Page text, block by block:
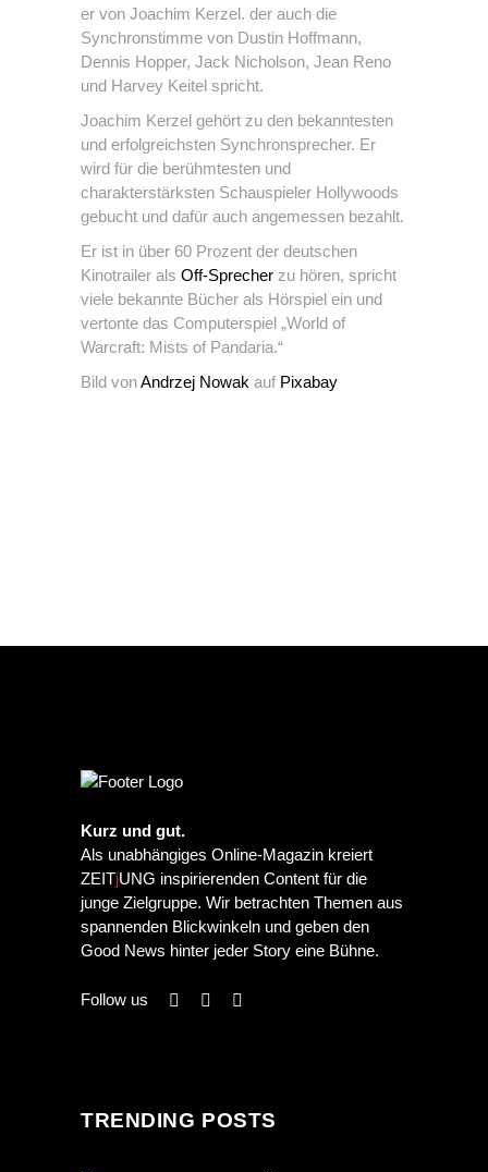
er von Joachim Kerzel. der auch die
Synchronstimme von Dustin Hoffmann,
Dennis Hopper, Jack Nicholson, Jean Reno
und Harvey Keitel spricht.
Joachim Kerzel gehört zu den bekanntesten
und erfolgreichsten Synchronsprecher. Er
wird für die berühmtesten und
charakterstärksten Schauspieler Hollywoods
gebucht und dafür auch angemessen bezahlt.
Er ist in über 60 Prozent der deutschen
Kinotrailer als Off-Sprecher zu hören, spricht
viele bekannte Bücher als Hörspiel ein und
vertonte das Computerspiel „World of
Warcraft: Mists of Pandaria.“
Bild vonAndrzej Nowak auf Pixabay
Kurz und gut.
Als unabhängiges Online-Magazin kreiert
ZEITjUNG inspirierenden Content für die
junge Zielgruppe. Wir betrachten Themen aus
spannenden Blickwinkeln und geben den
Good News hinter jeder Story eine Bühne.
Follow us
TRENDING POSTS